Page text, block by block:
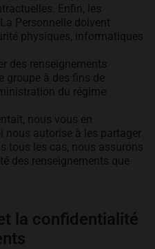
Enfin, les
Personnelle doivent
physiques, informatiques
des renseignements
groupe à des fins de
du régime
nous vous en
nous autorise à les partager
tous les cas, nous assurons
des renseignements que
la confidentialité